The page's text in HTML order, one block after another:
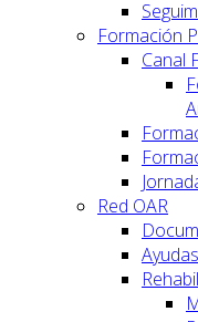
Formación
Canal
Red OAR